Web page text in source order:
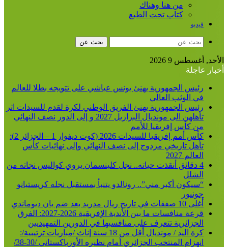
من هنا وهناك
كتاب تحت الطبع
فيديو
بحث عن
الأحد, أغسطس 9 2026
أخبار عاجلة
رئيس الجمهورية يهنئ يونس عياشي على تتويجه بطلا للعالم
في الوثب العالي
رئيس الجمهورية يهنئ الفريق الوطني لكرة لقدم للسيدات اثر
تأهلهن الى مونديال البرازيل 2027 و إلى الدور نصف النهائي
من كأس إفريقيا للأمم
كأس أمم إفريقيا للسيدات 2026 (كوت ديفوار 1 – الجزائر 2):
تأهل تاريخي مزدوج إلى نصف النهائي وإلى نهائيات كأس
العالم 2027
4 دقائق أنقذت حياته.. نجل كلينسمان يروي كواليس نجاته من
الشلل
“سيكون أكبر مني”.. رونالدو يتنبأ بمستقبل نجله كريستيانو
جونيور
أغلى 10 صفقات في تاريخ ريال مدريد بعد ضم يان ديوماندي
قرعة منافسات ما بين الأندية الإفريقية 2026-2027: الفرق
الجزائرية تتعرف على منافسيها في الدورين التمهيديين
كرة اليد / مونديال أقل من 18 سنة إناث /مباريات ترتيبية/:
انهزام المنتخب الجزائري أمام نظيره الأوزباكستاني /30-38/